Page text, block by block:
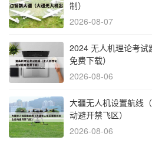
制）
2026-08-07
2024 无人机理论考试
免费下载）
2026-08-06
大疆无人机设置航线
动避开禁飞区）
2026-08-06